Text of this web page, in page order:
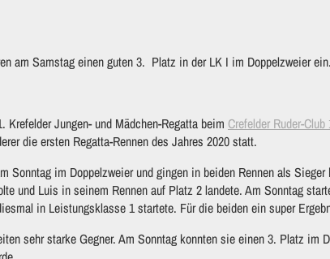
am Samstag einen guten 3. Platz in der LK I im Doppelzweier ein.
Jungen- und Mädchen-Regatta beim Crefelder Ruder-Club
die ersten Regatta-Rennen des Jahres 2020 statt.
Sonntag im Doppelzweier und gingen in beiden Rennen als Sieger
und Luis in seinem Rennen auf Platz 2 landete. Am Sonntag
in Leistungsklasse 1 startete. Für die beiden ein super
sehr starke Gegner. Am Sonntag konnten sie einen 3. Platz im